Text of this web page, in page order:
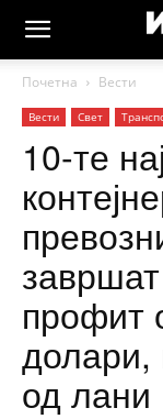
Почетна Вести
Вести Свет
10-те
профит
долари,
од лани